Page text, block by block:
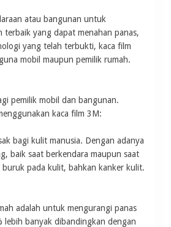
atau bangunan untuk
yang dapat menahan panas,
yang telah terbukti, kaca film
mobil maupun pemilik rumah.
pemilik mobil dan bangunan.
kaca film 3M:
bagi kulit manusia. Dengan adanya
baik saat berkendara maupun saat
buruk pada kulit, bahkan kanker kulit.
adalah untuk mengurangi panas
lebih banyak dibandingkan dengan